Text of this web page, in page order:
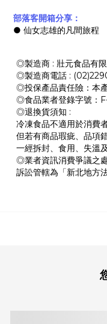
部落客開箱分享：
● 仙女志雄的凡間旅程
◎製造商 : 壯元食品有
◎製造商電話 :
◎投保產品責任險：本
◎食品業者登錄字號：
◎退換貨須知 :
冷凍食品不適用於消費
但若有商品瑕疵、品項
一經拆封、食用、失溫
◎業者資訊消費爭議之
訴訟管轄為「新北地方